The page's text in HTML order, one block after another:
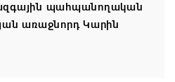
պահպանողական
առաջնորդ Կարին